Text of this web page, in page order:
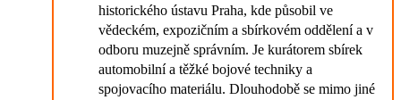
historického ústavu Praha, kde působil ve
vědeckém, expozičním a sbírkovém oddělení a v
odboru muzejně správním. Je kurátorem sbírek
automobilní a těžké bojové techniky a
spojovacího materiálu. Dlouhodobě se mimo jiné